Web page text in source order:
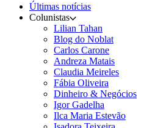
Últimas notícias
Colunistas
Lilian Tahan
Blog do Noblat
Carlos Carone
Andreza Matais
Claudia Meireles
Fábia Oliveira
Dinheiro & Negócios
Igor Gadelha
Ilca Maria Estevão